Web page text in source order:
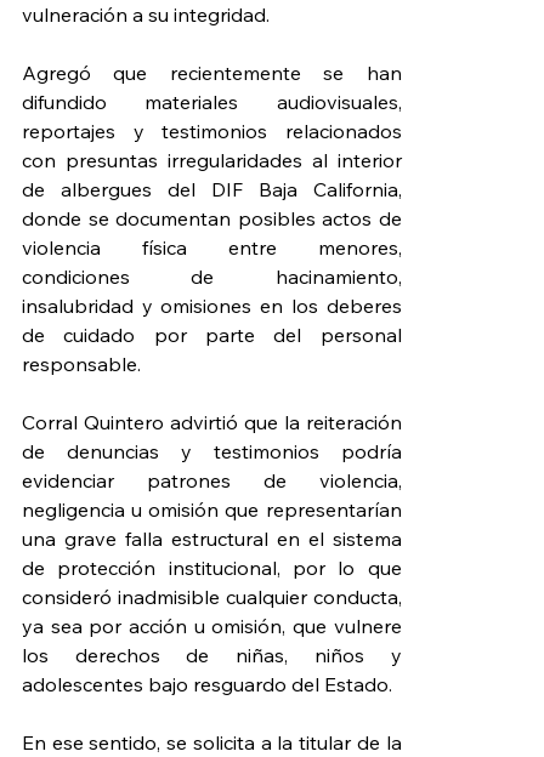
vulneración a su integridad.
Agregó que recientemente se han
difundido materiales audiovisuales,
reportajes y testimonios relacionados
con presuntas irregularidades al interior
de albergues del DIF Baja California,
donde se documentan posibles actos de
violencia física entre menores,
condiciones de hacinamiento,
insalubridad y omisiones en los deberes
de cuidado por parte del personal
responsable.
Corral Quintero advirtió que la reiteración
de denuncias y testimonios podría
evidenciar patrones de violencia,
negligencia u omisión que representarían
una grave falla estructural en el sistema
de protección institucional, por lo que
consideró inadmisible cualquier conducta,
ya sea por acción u omisión, que vulnere
los derechos de niñas, niños y
adolescentes bajo resguardo del Estado.
En ese sentido, se solicita a la titular de la